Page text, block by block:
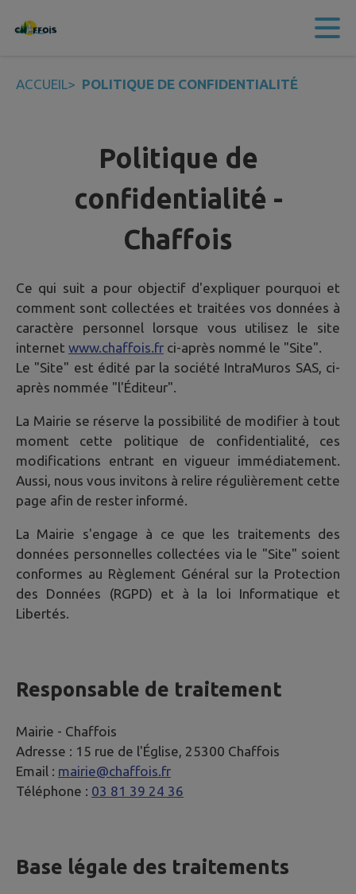
Contenu
ACCUEIL> POLITIQUE DE CONFIDENTIALITÉ
Politique de
confidentialité -
Chaffois
Ce qui suit a pour objectif d'expliquer pourquoi et
comment sont collectées et traitées vos données à
caractère personnel lorsque vous utilisez le site
internet www.chaffois.fr ci-après nommé le "Site".
Le "Site" est édité par la société IntraMuros SAS, ci-
après nommée "l'Éditeur".
La Mairie se réserve la possibilité de modifier à tout
moment cette politique de confidentialité, ces
modifications entrant en vigueur immédiatement.
Aussi, nous vous invitons à relire régulièrement cette
page afin de rester informé.
La Mairie s'engage à ce que les traitements des
données personnelles collectées via le "Site" soient
conformes au Règlement Général sur la Protection
des Données (RGPD) et à la loi Informatique et
Libertés.
Responsable de traitement
Mairie - Chaffois
Adresse : 15 rue de l'Église, 25300 Chaffois
Email : mairie@chaffois.fr
Téléphone : 03 81 39 24 36
Base légale des traitements